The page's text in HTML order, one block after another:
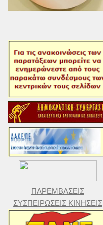
ΠΑΡΕΜΒΑΣΕΙΣ
ΣΥΣΠΕΙΡΩΣΕΙΣ ΚΙΝΗΣΕΙΣ